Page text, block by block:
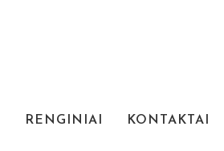
RENGINIAI KONTAKTAI